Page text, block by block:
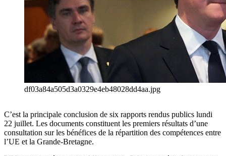
df03a84a505d3a0329e4eb48028dd4aa.jpg
C’est la principale conclusion de six rapports rendus publics lundi
22 juillet. Les documents constituent les premiers résultats d’une
consultation sur les bénéfices de la répartition des compétences entre
l’UE et la Grande-Bretagne.